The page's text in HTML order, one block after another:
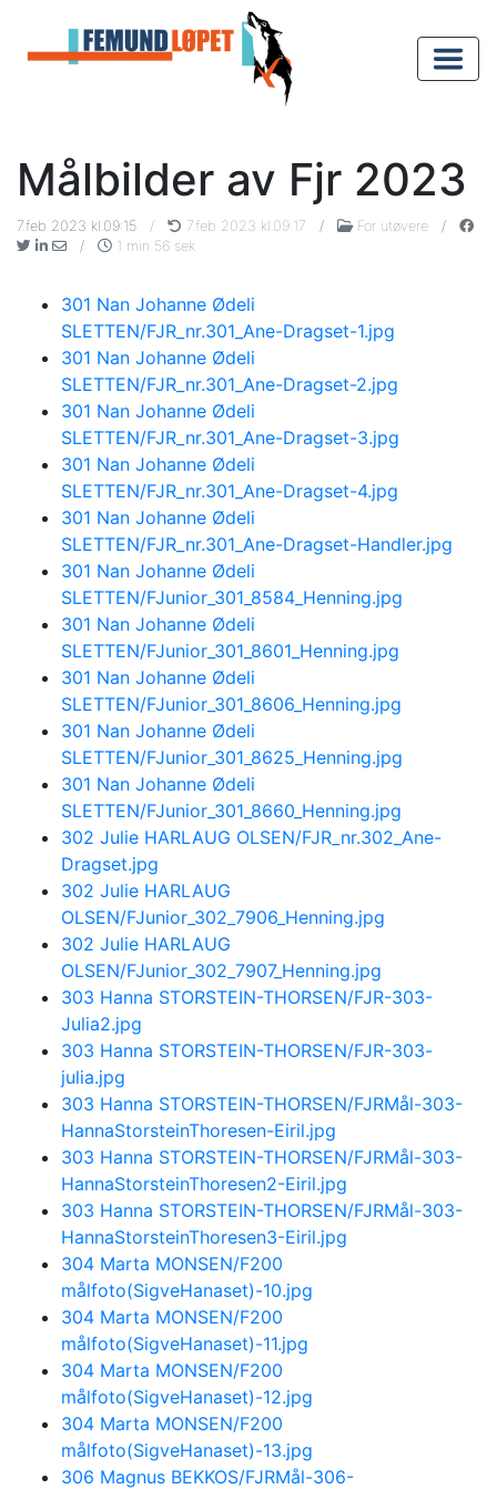
Målbilder av Fjr 2023
7.feb 2023 kl.09:15 / 7.feb 2023 kl.09:17 / For utøvere
/
/
1 min 56 sek
301 Nan Johanne Ødeli
SLETTEN/FJR_nr.301_Ane-Dragset-1.jpg
301 Nan Johanne Ødeli
SLETTEN/FJR_nr.301_Ane-Dragset-2.jpg
301 Nan Johanne Ødeli
SLETTEN/FJR_nr.301_Ane-Dragset-3.jpg
301 Nan Johanne Ødeli
SLETTEN/FJR_nr.301_Ane-Dragset-4.jpg
301 Nan Johanne Ødeli
SLETTEN/FJR_nr.301_Ane-Dragset-Handler.jpg
301 Nan Johanne Ødeli
SLETTEN/FJunior_301_8584_Henning.jpg
301 Nan Johanne Ødeli
SLETTEN/FJunior_301_8601_Henning.jpg
301 Nan Johanne Ødeli
SLETTEN/FJunior_301_8606_Henning.jpg
301 Nan Johanne Ødeli
SLETTEN/FJunior_301_8625_Henning.jpg
301 Nan Johanne Ødeli
SLETTEN/FJunior_301_8660_Henning.jpg
302 Julie HARLAUG OLSEN/FJR_nr.302_Ane-
Dragset.jpg
302 Julie HARLAUG
OLSEN/FJunior_302_7906_Henning.jpg
302 Julie HARLAUG
OLSEN/FJunior_302_7907_Henning.jpg
303 Hanna STORSTEIN-THORSEN/FJR-303-
Julia2.jpg
303 Hanna STORSTEIN-THORSEN/FJR-303-
julia.jpg
303 Hanna STORSTEIN-THORSEN/FJRMål-303-
HannaStorsteinThoresen-Eiril.jpg
303 Hanna STORSTEIN-THORSEN/FJRMål-303-
HannaStorsteinThoresen2-Eiril.jpg
303 Hanna STORSTEIN-THORSEN/FJRMål-303-
HannaStorsteinThoresen3-Eiril.jpg
304 Marta MONSEN/F200
målfoto(SigveHanaset)-10.jpg
304 Marta MONSEN/F200
målfoto(SigveHanaset)-11.jpg
304 Marta MONSEN/F200
målfoto(SigveHanaset)-12.jpg
304 Marta MONSEN/F200
målfoto(SigveHanaset)-13.jpg
306 Magnus BEKKOS/FJRMål-306-